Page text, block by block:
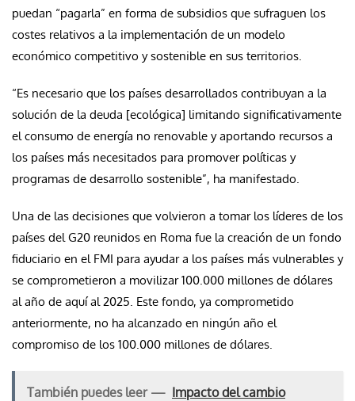
puedan “pagarla” en forma de subsidios que sufraguen los
costes relativos a la implementación de un modelo
económico competitivo y sostenible en sus territorios.
“Es necesario que los países desarrollados contribuyan a la
solución de la deuda [ecológica] limitando significativamente
el consumo de energía no renovable y aportando recursos a
los países más necesitados para promover políticas y
programas de desarrollo sostenible”, ha manifestado.
Una de las decisiones que volvieron a tomar los líderes de los
países del G20 reunidos en Roma fue la creación de un fondo
fiduciario en el FMI para ayudar a los países más vulnerables y
se comprometieron a movilizar 100.000 millones de dólares
al año de aquí al 2025. Este fondo, ya comprometido
anteriormente, no ha alcanzado en ningún año el
compromiso de los 100.000 millones de dólares.
También puedes leer — Impacto del cambio